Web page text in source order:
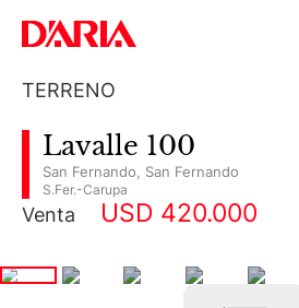
TERRENO
Lavalle 100
San Fernando San Fernando
S.Fer.-Carupa
Venta USD 420.000